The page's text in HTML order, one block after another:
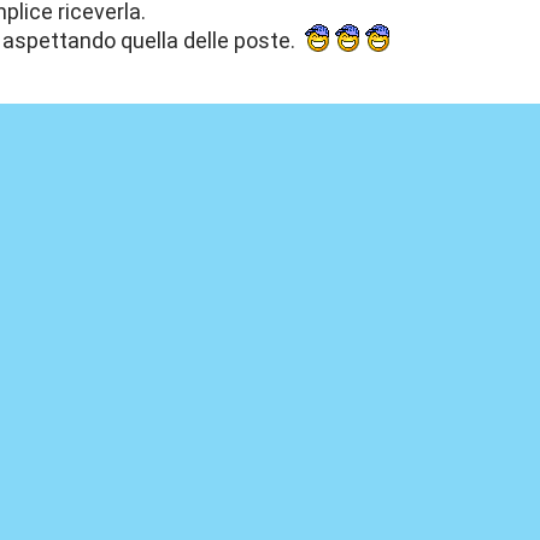
riceverla.
aspettando quella delle poste.